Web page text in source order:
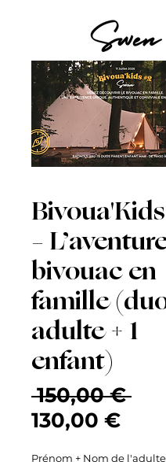
–
bivouac en
famille
adulte + 1
enfant)
150,00 € Prix
130,00 €Prix
Prénom + Nom de